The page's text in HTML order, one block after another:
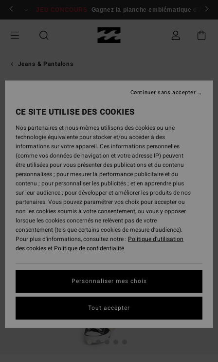
Passer
Se connecter / s'inscrire
JEU CONCOURS Gagnez la planche emblématique d'Andy
Jeans & Pantalons
CE SITE UTILISE DES COOKIES
Nos partenaires et nous-mêmes utilisons des cookies ou une
technologie équivalente pour stocker et/ou accéder à des
informations sur votre appareil. Ces informations personnelles
(comme vos données de navigation et votre adresse IP) peuvent
être utilisées pour vous présenter des publications et du contenu
personnalisés ; pour mesurer la performance publicitaire et du
contenu ; pour personnaliser les publicités ; et en apprendre plus
sur leur audience ; pour développer et améliorer les produits de nos
partenaires. Vous pouvez paramétrer vos choix pour accepter ou
non les cookies soumis à votre consentement, ou vous y opposer
lorsque les cookies concernés ne relèvent pas de votre
consentement (tels que certains cookies de mesure d’audience).
Pour plus d'informations, consultez notre : Politique d'utilisation
des cookieset Politique de confidentialité
Personnaliser mes choix
Continuer sans accepter
Tout accepter